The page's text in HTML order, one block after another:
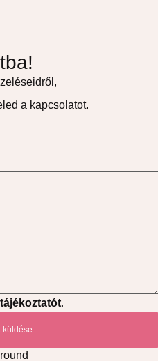
a kapcsolatot.
.
küldése